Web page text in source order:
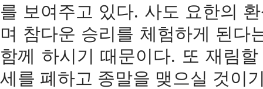
를 보여주고 있다. 사도 요한의
며 참다운 승리를 체험하게 된다
함께 하시기
때문이다. 또 재림
세를 폐하고 종말을 맺으실 것이